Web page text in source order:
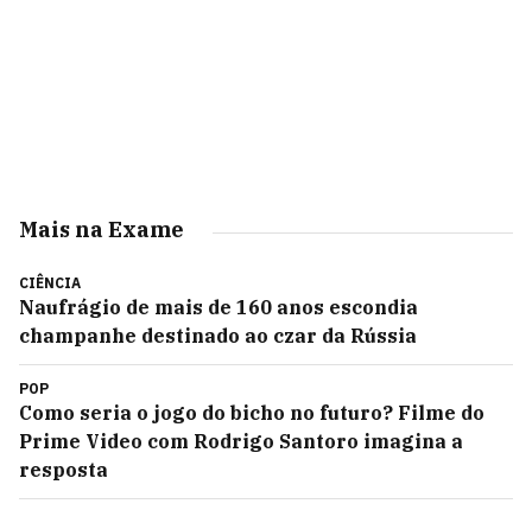
Mais na Exame
CIÊNCIA
Naufrágio de mais de 160 anos escondia
champanhe destinado ao czar da Rússia
POP
Como seria o jogo do bicho no futuro? Filme do
Prime Video com Rodrigo Santoro imagina a
resposta